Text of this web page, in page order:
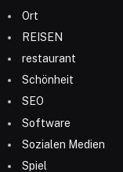
Ort
REISEN
restaurant
Schönheit
SEO
Software
Sozialen Medien
Spiel